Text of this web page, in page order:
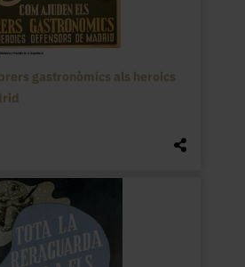
gastronòmics als heroics